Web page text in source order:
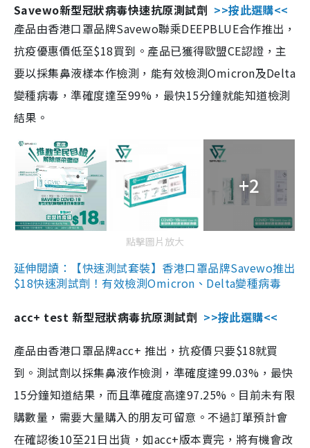
Savewo新型冠狀病毒快速抗原測試劑 >>按此選購<<
產品由香港口罩品牌Savewo聯乘DEEPBLUE合作推出，
抗疫優惠價低至$18買到。產品已獲得歐盟CE認證，主
要以採集鼻液樣本作檢測，能有效檢測Omicron及Delta
變種病毒，準確度達至99%，最快15分鐘就能知道檢測
結果。
+2
點擊圖片放大
延伸閱讀：【快速測試套裝】香港口罩品牌Savewo推出
$18快速測試劑！有效檢測Omicron、Delta變種病毒
acc+ test 新型冠狀病毒抗原測試劑 >>按此選購<<
產品由香港口罩品牌acc+ 推出，抗疫價只要$18就買
到。測試劑以採集鼻液作檢測，準確度達99.03%，最快
15分鐘知道結果，而且準確度高達97.25%。目前未有限
購數量，需要大量購入的朋友可留意。不過訂單預計會
在確認後10至21日出貨，如acc+版本賣完，將有機會改